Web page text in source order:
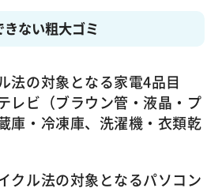
ない粗大ゴミ
法の対象となる家電4品目
レビ（ブラウン管・液晶・プ
庫・冷凍庫、洗濯機・衣類乾
クル法の対象となるパソコン